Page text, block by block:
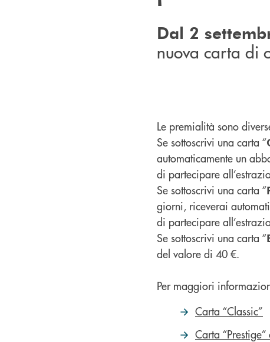
Dal 2
nuova carta di
Le premialità sono
Se sottoscrivi una carta “
automaticamente un
di partecipare
Se sottoscrivi una carta “
giorni, riceverai
di partecipare
Se sottoscrivi una carta “
del valore di 40 €.
Per maggiori
Carta “Classic”
Carta